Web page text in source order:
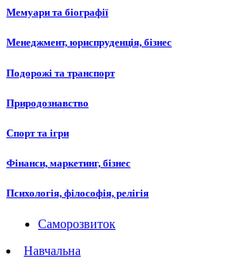
Мемуари та біографії
Менеджмент, юриспруденція, бізнес
Подорожі та транспорт
Природознавство
Спорт та ігри
Фінанси, маркетинг, бізнес
Психологія, філософія, релігія
Саморозвиток
Навчальна